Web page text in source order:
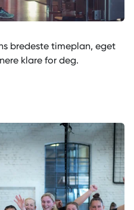
bredeste timeplan, eget
klare for deg.